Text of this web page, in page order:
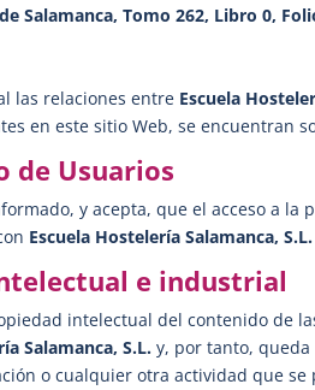
Salamanca, Tomo 262, Libro 0,
las relaciones entre Escuela
en este sitio Web, se encuentran
de Usuarios
y acepta, que el acceso a
Escuela Hostelería Salamanca,
e industrial
intelectual del contenido de
Salamanca, S.L.y, por tanto,
o cualquier otra actividad que